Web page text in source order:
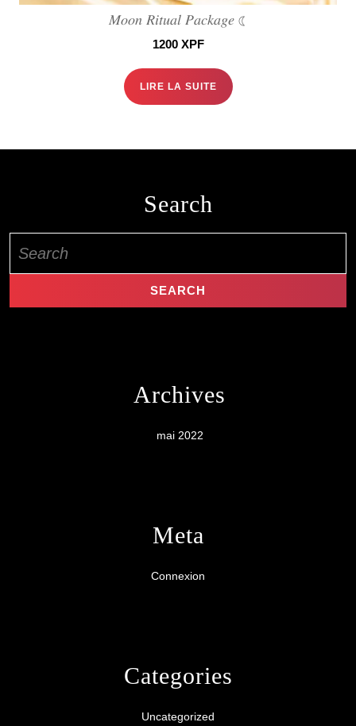
𝑀𝑜𝑜𝑛 𝑅𝑖𝑡𝑢𝑎𝑙 𝑃𝑎𝑐𝑘𝑎𝑔𝑒 ☾
1200 XPF
LIRE LA SUITE
Search
for:
Archives
mai 2022
Meta
Connexion
Categories
Uncategorized